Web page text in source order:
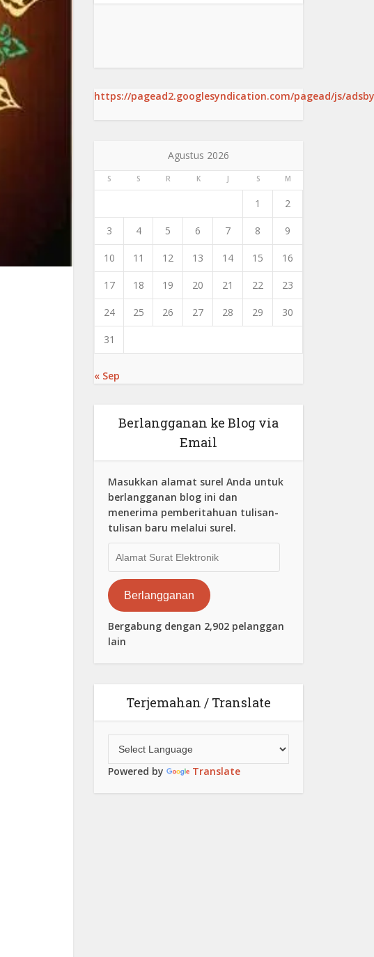
https://pagead2.googlesyndication.com/pagead/js/
Agustus 2026
S S R K J S M
1 2
3 4 5 6 7 8 9
10 11 12 13 14 15 16
17 18 19 20 21 22 23
24 25 26 27 28 29 30
31
« Sep
Berlangganan ke Blog via
Email
Masukkan alamat surel Anda untuk
berlangganan blog ini dan
menerima pemberitahuan tulisan-
tulisan baru melalui surel.
Surat
Elektronik
Berlangganan
Bergabung dengan 2,902 pelanggan
lain
Terjemahan / Translate
Powered by Translate